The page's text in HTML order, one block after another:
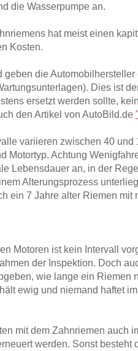
die Wasserpumpe an.
hat meist einen
Kosten.
geben die
Dies ist
ersetzt werden sollte,
den Artikel von AutoBild.de
variieren zwischen 40 und
Motortyp. Achtung
Lebensdauer an, in der
Alterungsprozess
ein 7 Jahre alter Riemen mit
Motoren ist kein Intervall
der Inspektion. Doch
wie lange ein Riemen
ewig und niemand haftet
mit dem Zahnriemen auch
werden. Sonst besteht